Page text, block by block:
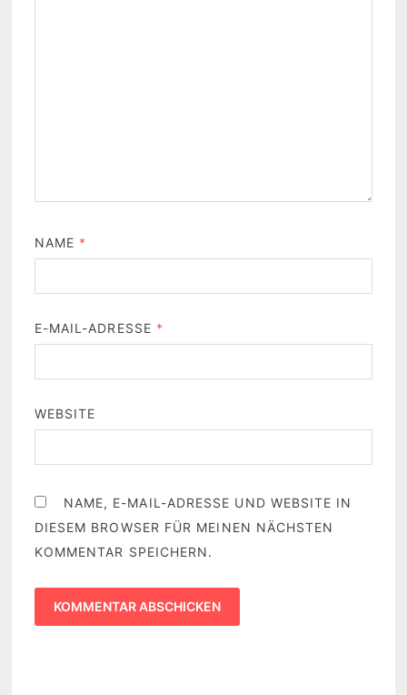
NAME *
E-MAIL-ADRESSE *
WEBSITE
NAME, E-MAIL-ADRESSE UND WEBSITE IN
DIESEM BROWSER FÜR MEINEN NÄCHSTEN
KOMMENTAR SPEICHERN.